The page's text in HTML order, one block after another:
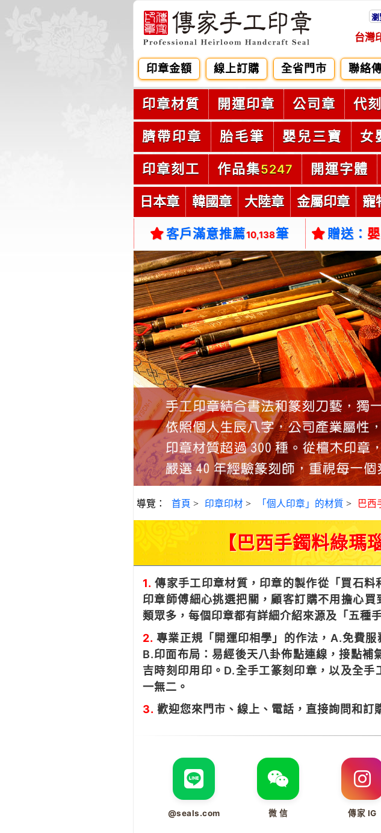
瀏
台灣
印章金額 線上訂購 全省門市 聯絡
印章材質 開運印章 公司章 代
臍帶印章 胎毛筆 嬰兒三寶 女
印章刻工 作品集5247 開運字體
日本章 韓國章 大陸章 金屬印章 寵
客戶滿意推薦10,138筆 贈送：
導覽： 首頁 > 印章印材 > 「個人印章」的材質 > 巴西
【巴西手鐲料綠瑪
1. 傳家手工印章材質，印章的製作從「買石
印章師傅細心挑選把關，顧客訂購不用擔心
類眾多，每個印章都有詳細介紹來源及「五種
2. 專業正規「開運印相學」的作法，A.免費
B.印面布局：易經後天八卦佈點連線，接點
吉時刻印用印。D.全手工篆刻印章，以及全
一無二。
3. 歡迎您來門市、線上、電話，直接詢問和訂
@seals.com 微 信 傳家 IG